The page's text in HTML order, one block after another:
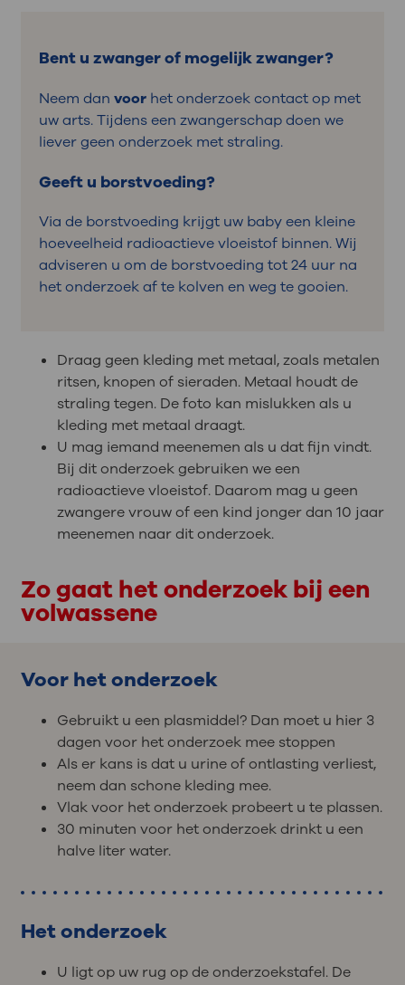
Bent u zwanger of mogelijk zwanger?
Neem dan voorhet onderzoek contact op met
uw arts. Tijdens een zwangerschap doen we
liever geen onderzoek met straling.
Geeft u borstvoeding?
Via de borstvoeding krijgt uw baby een kleine
hoeveelheid radioactieve vloeistof binnen. Wij
adviseren u om de borstvoeding tot 24 uur na
het onderzoek af te kolven en weg te gooien.
Draag geen kleding met metaal, zoals metalen
ritsen, knopen of sieraden. Metaal houdt de
straling tegen. De foto kan mislukken als u
kleding met metaal draagt.
U mag iemand meenemen als u dat fijn vindt.
Bij dit onderzoek gebruiken we een
radioactieve vloeistof. Daarom mag u geen
zwangere vrouw of een kind jonger dan 10 jaar
meenemen naar dit onderzoek.
Zo gaat het onderzoek bij een
volwassene
Voor het onderzoek
Gebruikt u een plasmiddel? Dan moet u hier 3
dagen voor het onderzoek mee stoppen
Als er kans is dat u urine of ontlasting verliest,
neem dan schone kleding mee.
Vlak voor het onderzoek probeert u te plassen.
30 minuten voor het onderzoek drinkt u een
halve liter water.
Het onderzoek
U ligt op uw rug op de onderzoekstafel. De